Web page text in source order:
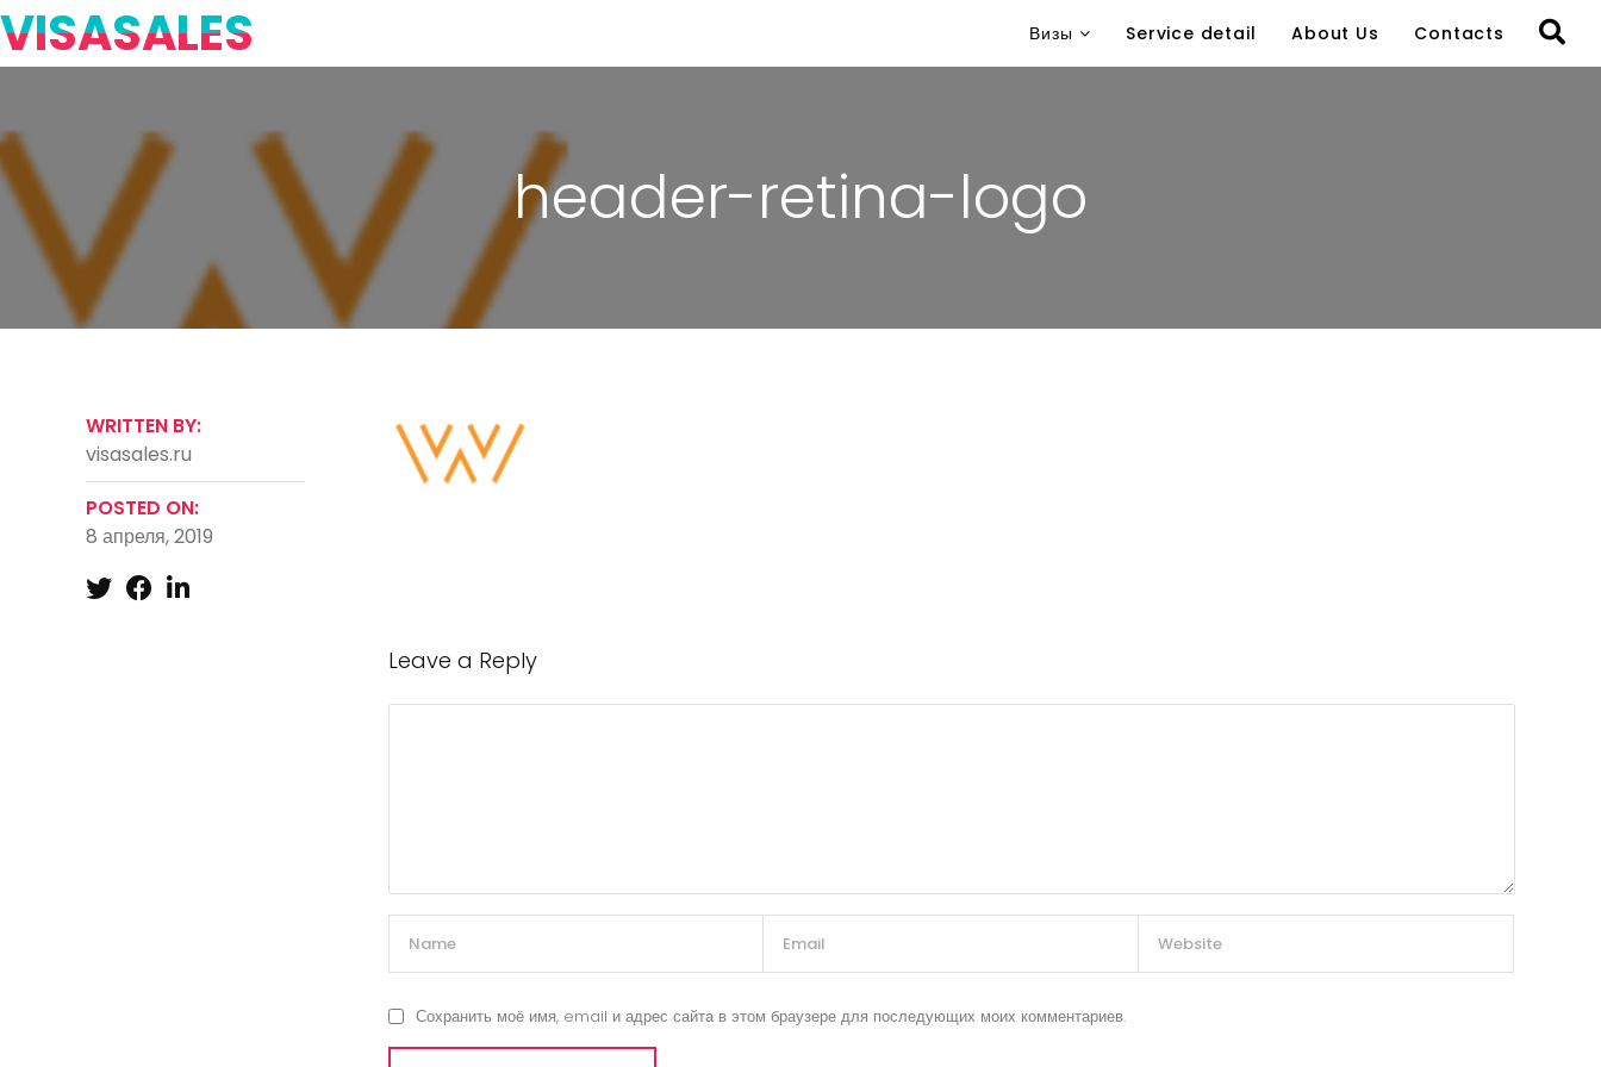
VISASALES Визы Service detail About Us Contacts
header-retina-logo
Leave a Reply
Сохранить моё имя, email и адрес сайта в этом браузере для последующих моих комментариев.
WRITTEN BY:
visasales.ru
POSTED ON:
8 апреля, 2019